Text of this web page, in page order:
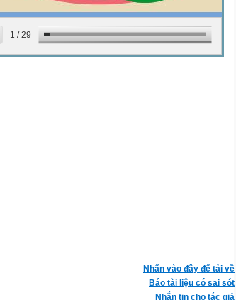
1 /29
Nhấn vào đây để tải về
Báo tài liệu có sai sót
Nhắn tin cho tác giả